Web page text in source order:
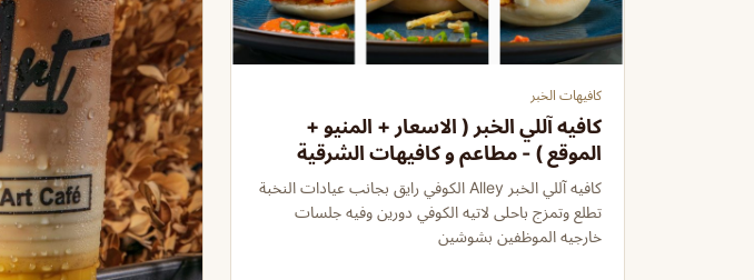
كافيهات الخبر
كافيه آللي الخبر ( الاسعار + المنيو +
الموقع ) - مطاعم و كافيهات الشرقية
كافيه آللي الخبر Alley الكوفي رايق بجانب عيادات النخبة
تطلع وتمزج باحلى لاتيه الكوفي دورين وفيه جلسات
خارجيه الموظفين بشوشين